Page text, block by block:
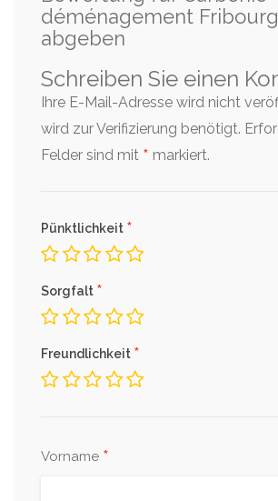
déménagement Fribourg
abgeben
Schreiben Sie einen
Ihre E-Mail-Adresse wird nicht
wird zur Verifizierung benötigt.
Felder sind mit * markiert.
Pünktlichkeit *
Sorgfalt *
Freundlichkeit *
Vorname *